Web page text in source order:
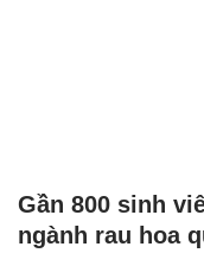
Gần 800 sinh
ngành rau hoa